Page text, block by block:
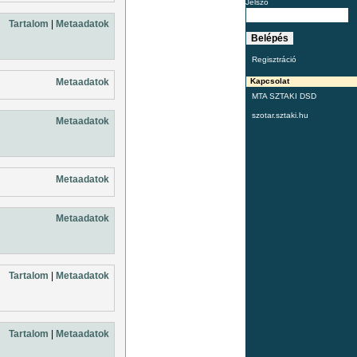
Jelszó
Regisztráció
Kapcsolat
MTA SZTAKI DSD
szotar.sztaki.hu
Tartalom Metaadatok
Metaadatok
Metaadatok
Metaadatok
Metaadatok
Tartalom Metaadatok
Tartalom | Metaadatok